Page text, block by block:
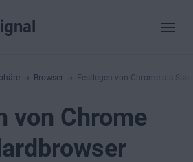
Browser Festlegen von Chrome als
von Chrome